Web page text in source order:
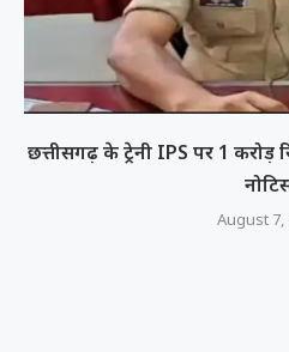
छत्तीसगढ़ के ट्रेनी IPS पर 1
August 7,